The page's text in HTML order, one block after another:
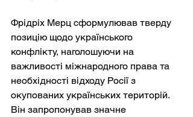
Фрідріх Мерц сформулював тверду
позицію щодо українського
конфлікту, наголошуючи на
важливості міжнародного права та
необхідності відходу Росії з
окупованих українських територій.
Він запропонував значне